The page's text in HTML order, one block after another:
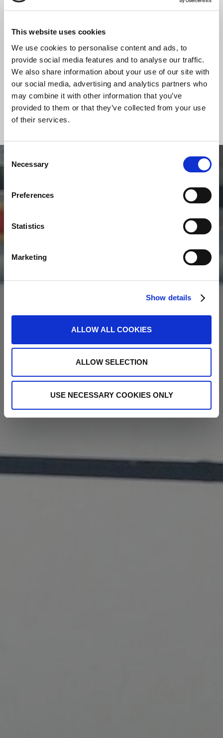
This website uses cookies
We use cookies to personalise content and ads, to
provide social media features and to analyse our traffic.
We also share information about your use of our site with
our social media, advertising and analytics partners who
may combine it with other information that you’ve
provided to them or that they’ve collected from your use
of their services.
Selection
Necessary
Preferences
Statistics
Marketing
Show details
ALLOW ALL COOKIES
ALLOW SELECTION
USE NECESSARY COOKIES ONLY
Koltuklu freeSTAIR
Merdivenlerden tırmanmada zorluk çeken her
yaştan kullanıcılara yardımcı olmak üzere
tasarlanmıştır
DEVAMI